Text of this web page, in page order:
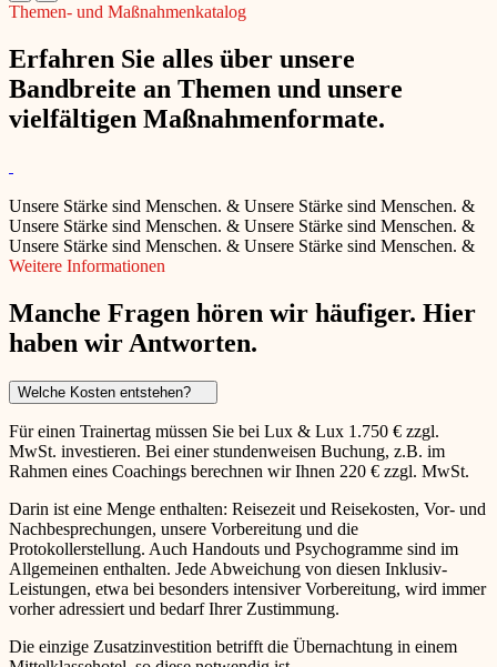
Themen- und Maßnahmenkatalog
Erfahren Sie alles über unsere
Bandbreite an Themen und unsere
vielfältigen Maßnahmenformate.
Unsere Stärke sind Menschen. & Unsere Stärke sind Menschen. &
Unsere Stärke sind Menschen. & Unsere Stärke sind Menschen. &
Unsere Stärke sind Menschen. & Unsere Stärke sind Menschen. &
Weitere Informationen
Manche Fragen hören wir häufiger. Hier
haben wir Antworten.
Welche Kosten entstehen?
Für einen Trainertag müssen Sie bei Lux & Lux 1.750 € zzgl.
MwSt. investieren. Bei einer stundenweisen Buchung, z.B. im
Rahmen eines Coachings berechnen wir Ihnen 220 € zzgl. MwSt.
Darin ist eine Menge enthalten: Reisezeit und Reisekosten, Vor- und
Nachbesprechungen, unsere Vorbereitung und die
Protokollerstellung. Auch Handouts und Psychogramme sind im
Allgemeinen enthalten. Jede Abweichung von diesen Inklusiv-
Leistungen, etwa bei besonders intensiver Vorbereitung, wird immer
vorher adressiert und bedarf Ihrer Zustimmung.
Die einzige Zusatzinvestition betrifft die Übernachtung in einem